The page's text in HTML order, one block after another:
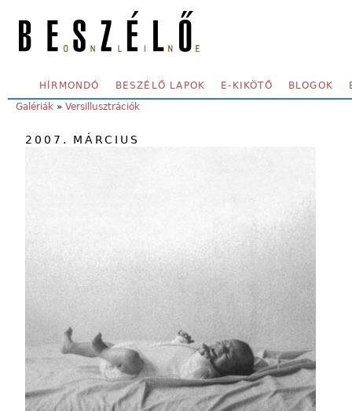
SECONDARY MENU
HÍRMONDÓ BESZÉLŐ LAPOK E-KIKÖTŐ BLOGOK
YOU ARE HERE:
Galériák » Versillusztrációk
2007. MÁRCIUS